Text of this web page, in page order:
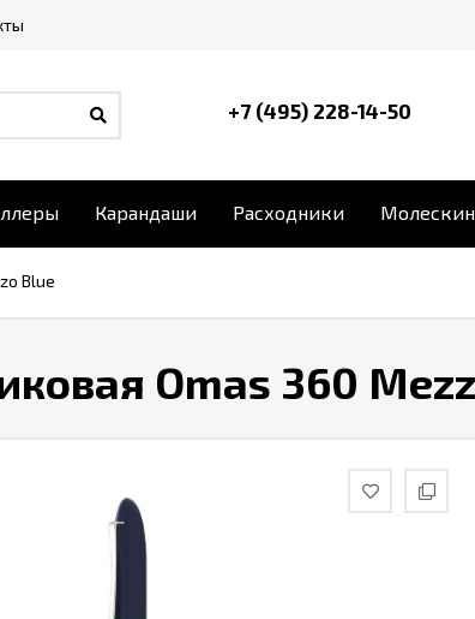
+7 (495) 228-14-50
Карандаши Расходники
Blue
Omas 360